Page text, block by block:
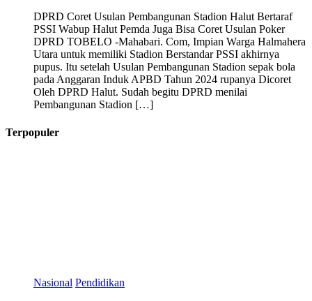
DPRD Coret Usulan Pembangunan Stadion Halut Bertaraf
PSSI Wabup Halut Pemda Juga Bisa Coret Usulan Poker
DPRD TOBELO -Mahabari. Com, Impian Warga Halmahera
Utara untuk memiliki Stadion Berstandar PSSI akhirnya
pupus. Itu setelah Usulan Pembangunan Stadion sepak bola
pada Anggaran Induk APBD Tahun 2024 rupanya Dicoret
Oleh DPRD Halut. Sudah begitu DPRD menilai
Pembangunan Stadion […]
Terpopuler
Nasional Pendidikan